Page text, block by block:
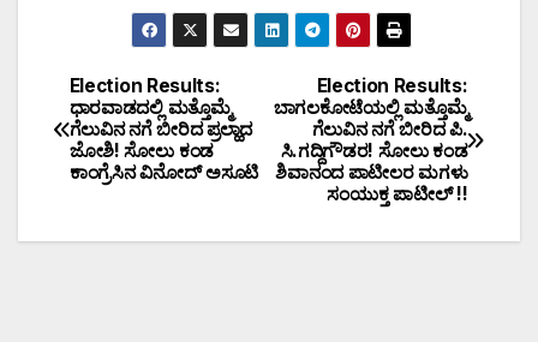
Election Results:
ಬಾಗಲಕೋಟೆಯಲ್ಲಿ ಮತ್ತೊಮ್ಮೆ
ಗೆಲುವಿನ ನಗೆ ಬೀರಿದ ಪಿ.
ಸಿ.ಗದ್ದಿಗೌಡರ! ಸೋಲು ಕಂಡ
ಶಿವಾನಂದ ಪಾಟೀಲರ ಮಗಳು
ಸಂಯುಕ್ತ ಪಾಟೀಲ್ !!
Election Results:
ಧಾರವಾಡದಲ್ಲಿ ಮತ್ತೊಮ್ಮೆ
ಗೆಲುವಿನ ನಗೆ ಬೀರಿದ ಪ್ರಲ್ಹಾದ
ಜೋಶಿ! ಸೋಲು ಕಂಡ
ಕಾಂಗ್ರೆಸಿನ ವಿನೋದ್ ಅಸೂಟಿ